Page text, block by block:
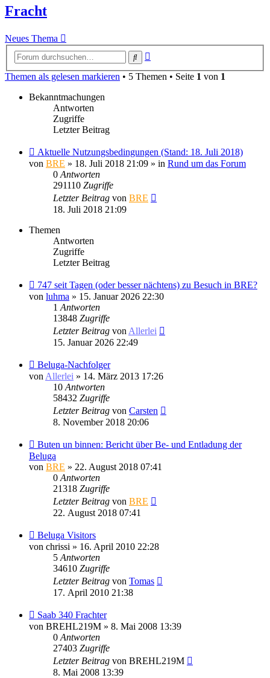
Fracht
Neues Thema
Suche
Themen als gelesen markieren • 5 Themen • Seite 1 von 1
Bekanntmachungen
Antworten
Zugriffe
Letzter Beitrag
Aktuelle Nutzungsbedingungen (Stand: 18. Juli 2018)
von BRE » 18. Juli 2018 21:09 » in Rund um das Forum
0 Antworten
291110 Zugriffe
Letzter Beitrag von BRE
18. Juli 2018 21:09
Themen
Antworten
Zugriffe
Letzter Beitrag
747 seit Tagen (oder besser nächtens) zu Besuch in BRE?
von luhma » 15. Januar 2026 22:30
1 Antworten
13848 Zugriffe
Letzter Beitrag von Allerlei
15. Januar 2026 22:49
Beluga-Nachfolger
von Allerlei » 14. März 2013 17:26
10 Antworten
58432 Zugriffe
Letzter Beitrag von Carsten
8. November 2018 20:06
Buten un binnen: Bericht über Be- und Entladung der
Beluga
von BRE » 22. August 2018 07:41
0 Antworten
21318 Zugriffe
Letzter Beitrag von BRE
22. August 2018 07:41
Beluga Visitors
von chrissi » 16. April 2010 22:28
5 Antworten
34610 Zugriffe
Letzter Beitrag von Tomas
17. April 2010 21:38
Saab 340 Frachter
von BREHL219M » 8. Mai 2008 13:39
0 Antworten
27403 Zugriffe
Letzter Beitrag von BREHL219M
8. Mai 2008 13:39